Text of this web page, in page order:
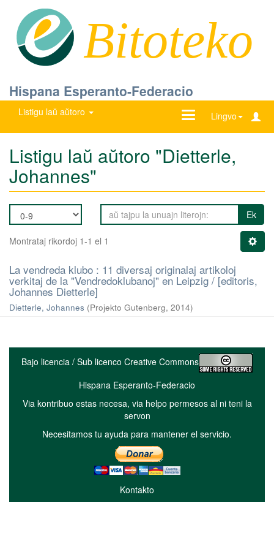
Bitoteko
Hispana Esperanto-Federacio
Listigu laŭ aŭtoro Lingvo
Ŝanĝu
Listigu laŭ aŭtoro "Dietterle,
Johannes"
Ek
Montrataj rikordoj 1-1 el 1
La vendreda klubo : 11 diversaj originalaj artikoloj
verkitaj de la "Vendredoklubanoj" en Leipzig / [editoris,
Johannes Dietterle]
Dietterle, Johannes (Projekto Gutenberg, 2014)
Bajo licencia / Sub licenco Creative Commons
Hispana Esperanto-Federacio
Via kontribuo estas necesa, via helpo permesos al ni teni la
servon
Necesitamos tu ayuda para mantener el servicio.
Kontakto